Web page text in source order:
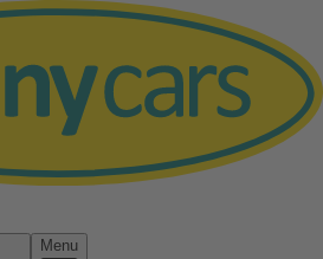
Menu